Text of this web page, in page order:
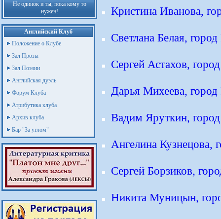
Не одинок и ты, пока кому то
нужен!
Английский Клуб
Положение о Клубе
Зал Прозы
Зал Поэзии
Английская дуэль
Форум Клуба
Атрибутика клуба
Архив клуба
Бар "За углом"
Кристина Иванова,
Светлана Белая, город
Сергей Астахов,
Дарья Михеева, город
Вадим Яруткин, город
Ангелина Кузнецова,
Сергей Борзиков,
Никита Муницын,